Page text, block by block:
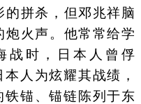
拼杀，但邓兆祥脑
火声。他常常给学
战时，日本人曾俘
人为炫耀其战绩，
铁锚、锚链陈列于东